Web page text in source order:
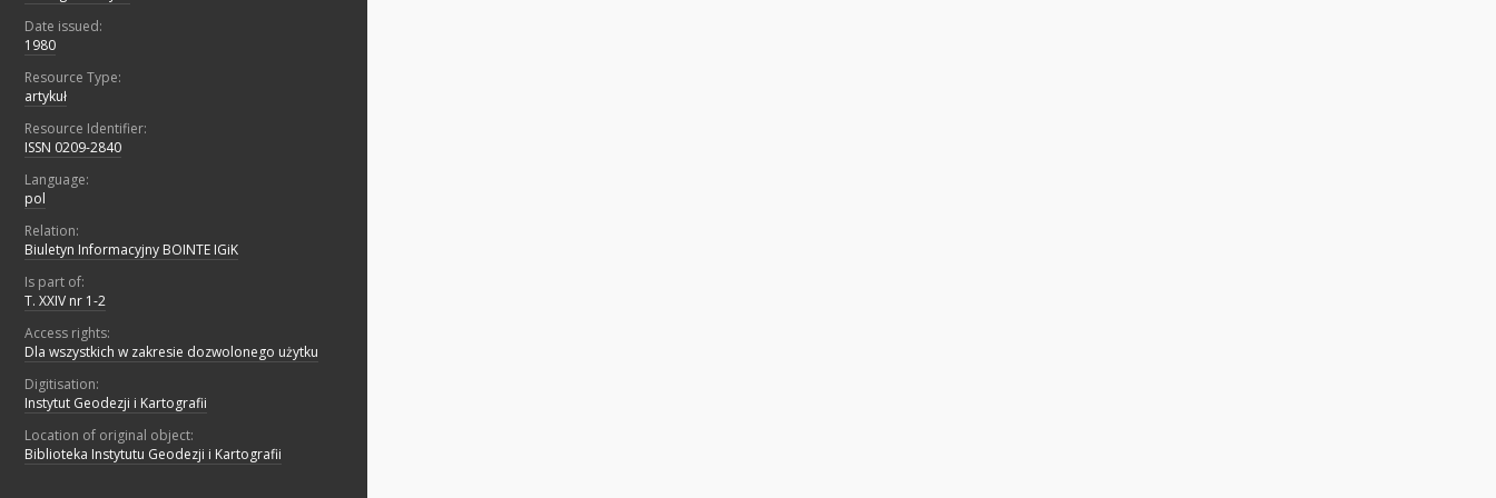
Date issued:
1980
Resource Type:
artykuł
Resource Identifier:
ISSN 0209-2840
Language:
pol
Relation:
Biuletyn Informacyjny BOINTE IGiK
Is part of:
T. XXIV nr 1-2
Access rights:
Dla wszystkich w zakresie dozwolonego użytku
Digitisation:
Instytut Geodezji i Kartografii
Location of original object:
Biblioteka Instytutu Geodezji i Kartografii